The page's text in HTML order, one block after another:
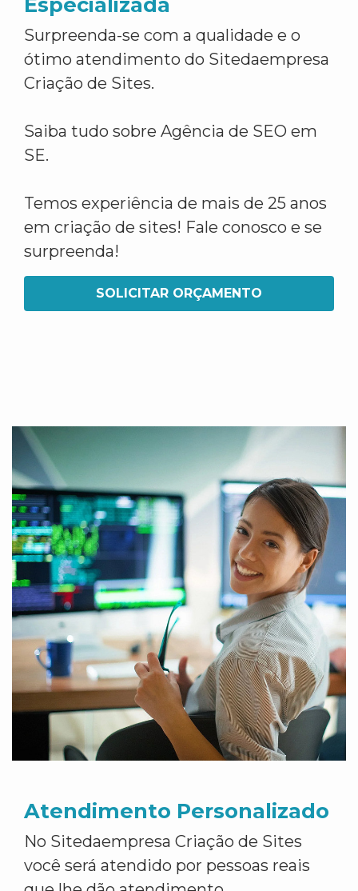
Surpreenda-se com a qualidade e o
ótimo atendimento do Sitedaempresa
Criação de Sites.
Saiba tudo sobre Agência de SEO em
SE.
Temos experiência de mais de 25 anos
em criação de sites! Fale conosco e se
surpreenda!
SOLICITAR ORÇAMENTO
Atendimento Personalizado
No Sitedaempresa Criação de Sites
você será atendido por pessoas reais